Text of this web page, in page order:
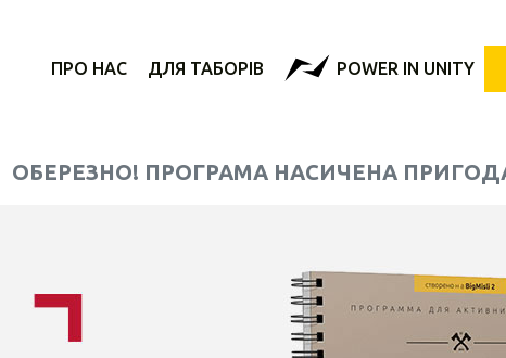
ПРО НАС ДЛЯ ТАБОРІВ POWER IN UNITY
ОБЕРЕЗНО! ПРОГРАМА НАСИЧЕНА